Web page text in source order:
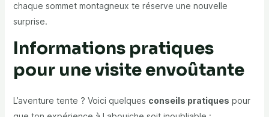
chaque sommet montagneux te réserve une nouvelle
surprise.
Informations pratiques
pour une visite envoûtante
L’aventure tente ? Voici quelques conseils pratiques pour